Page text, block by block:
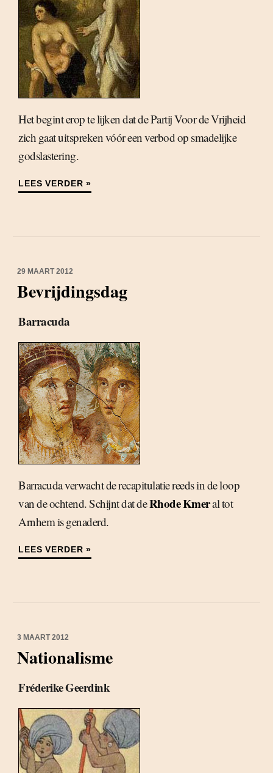
Het begint erop te lijken dat de Partij Voor de Vrijheid
zich gaat uitspreken vóór een verbod op smadelijke
godslastering.
LEES VERDER »
29 MAART 2012
Bevrijdingsdag
Barracuda
Barracuda verwacht de recapitulatie reeds in de loop
van de ochtend. Schijnt dat deRhode Kmeral tot
Arnhem is genaderd.
LEES VERDER »
3 MAART 2012
Nationalisme
Fréderike Geerdink